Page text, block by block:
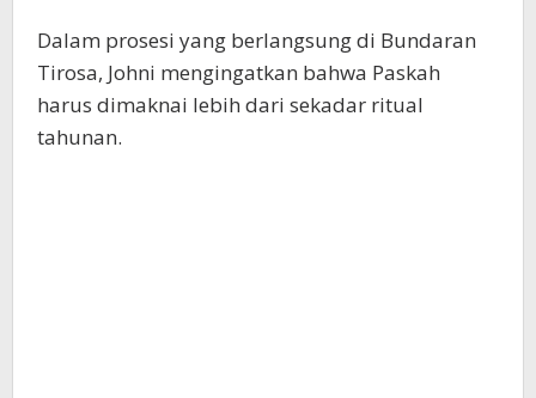
Dalam prosesi yang berlangsung di Bundaran
Tirosa, Johni mengingatkan bahwa Paskah
harus dimaknai lebih dari sekadar ritual
tahunan.